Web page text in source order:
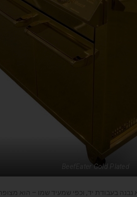
BeefEater Gold Plated
בעבודת יד, וכפי שמעיד שמו – הוא מצופה כולו